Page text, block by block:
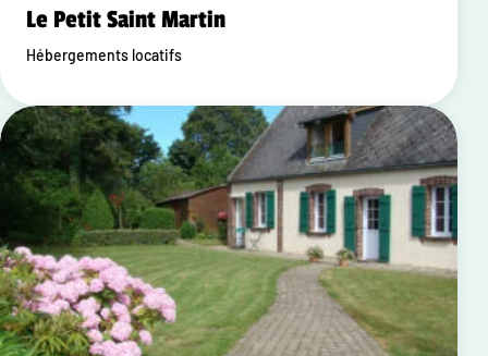
Le Petit Saint Martin
Hébergements locatifs